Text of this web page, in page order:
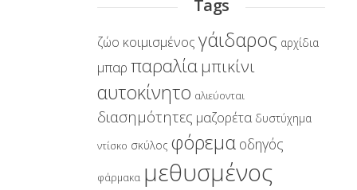
Tags
ζώο κοιμισμένος γάιδαρος αρχίδια
μπαρ παραλία μπικίνι
αυτοκίνητο αλιεύονται
διασημότητες μαζορέτα δυστύχημα
ντίσκο σκύλος φόρεμα οδηγός
φάρμακα μεθυσμένος